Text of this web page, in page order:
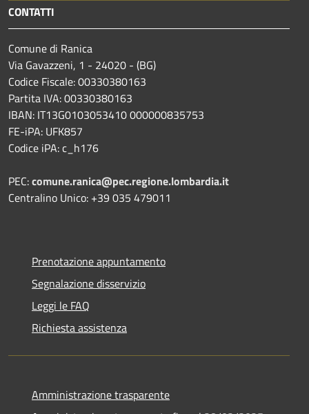
CONTATTI
Comune di Ranica
Via Gavazzeni, 1 - 24020 - (BG)
Codice Fiscale: 00330380163
Partita IVA: 00330380163
IBAN: IT13G0103053410 000000835753
FE-iPA: UFK857
Codice iPA: c_h176
PEC:comune.ranica@pec.regione.lombardia.it
Centralino Unico: +39 035 479011
Prenotazione appuntamento
Segnalazione disservizio
Leggi le FAQ
Richiesta assistenza
Amministrazione trasparente